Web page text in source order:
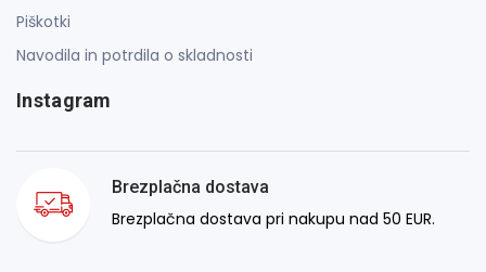
Piškotki
Navodila in potrdila o skladnosti
Instagram
Brezplačna dostava
Brezplačna dostava pri nakupu nad 50 EUR.